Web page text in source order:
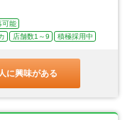
可能
店舗数1～9 積極採用中
に興味がある